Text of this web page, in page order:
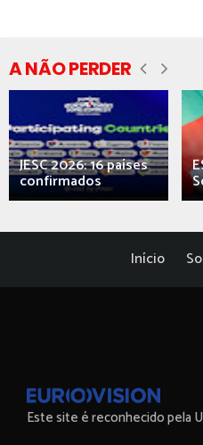
A NÃO PERDER
JESC 2026: 16 países
confirmados
Início
Este site é reconhecido pela